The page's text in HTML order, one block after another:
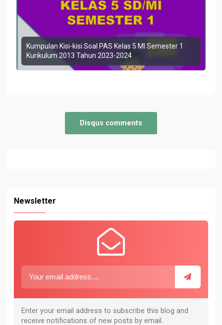
Kumpulan Kisi-kisi Soal PAS Kelas 5 MI Semester 1
Kurikulum 2013 Tahun 2023-2024
Disqus comments
Newsletter